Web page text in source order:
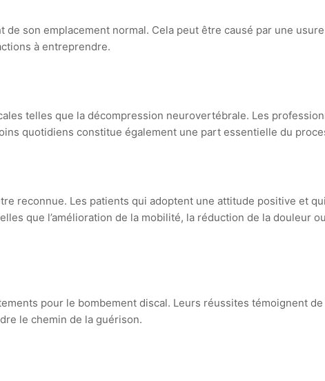
son emplacement normal. Cela peut être causé par une
à entreprendre.
telles que la décompression neurovertébrale. Les
quotidiens constitue également une part essentielle du
reconnue. Les patients qui adoptent une attitude positive et
que l’amélioration de la mobilité, la réduction de la douleur
pour le bombement discal. Leurs réussites témoignent
le chemin de la guérison.